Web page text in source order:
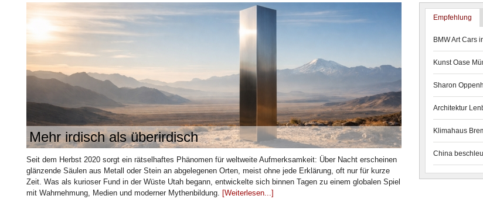
Mehr irdisch als überirdisch
Seit dem Herbst 2020 sorgt ein rätselhaftes Phänomen für weltweite Aufmerksamkeit: Über Nacht erscheinen
glänzende Säulen aus Metall oder Stein an abgelegenen Orten, meist ohne jede Erklärung, oft nur für kurze
Zeit. Was als kurioser Fund in der Wüste Utah begann, entwickelte sich binnen Tagen zu einem globalen Spiel
mit Wahrnehmung, Medien und moderner Mythenbildung. [Weiterlesen...]
Wie ein Kaffeehändler Bremen sein teuerstes Gesamtkunstwerk
Bremen [SiSt24] Mitten in der Bremer Altstadt liegt eine Gasse, die kaum 100
Meter lang ist und trotzdem eine ganze Geschichte erzählt: die Böttcherstraße. Der
Kaffeekaufmann[Weiterlesen...]
Empfehlung
BMW Art Cars
Kunst Oase
Sharon
Architektur
Klimahaus
China